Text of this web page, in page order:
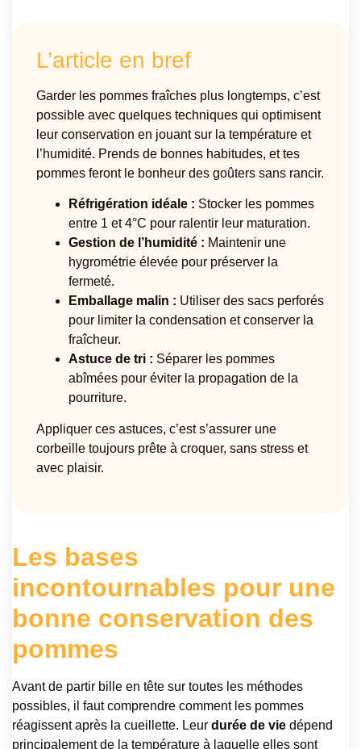
L’article en bref
Garder les pommes fraîches plus longtemps, c’est
possible avec quelques techniques qui optimisent
leur conservation en jouant sur la température et
l’humidité. Prends de bonnes habitudes, et tes
pommes feront le bonheur des goûters sans rancir.
Réfrigération idéale : Stocker les pommes
entre 1 et 4°C pour ralentir leur maturation.
Gestion de l’humidité : Maintenir une
hygrométrie élevée pour préserver la
fermeté.
Emballage malin : Utiliser des sacs perforés
pour limiter la condensation et conserver la
fraîcheur.
Astuce de tri : Séparer les pommes
abîmées pour éviter la propagation de la
pourriture.
Appliquer ces astuces, c’est s’assurer une
corbeille toujours prête à croquer, sans stress et
avec plaisir.
Les bases
incontournables pour une
bonne conservation des
pommes
Avant de partir bille en tête sur toutes les méthodes
possibles, il faut comprendre comment les pommes
réagissent après la cueillette. Leur durée de vie dépend
principalement de la température à laquelle elles sont